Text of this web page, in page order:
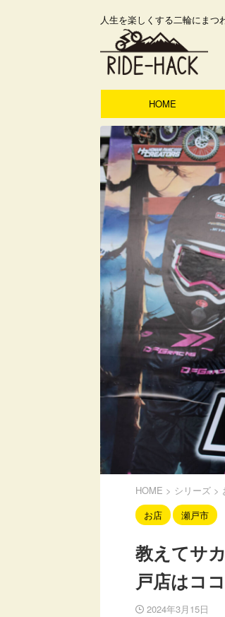
人生を楽しくする二輪にまつ
HOME
HOME > シリーズ >
お店
瀬戸市
教えてサ
戸店はコ
2024年3月15日